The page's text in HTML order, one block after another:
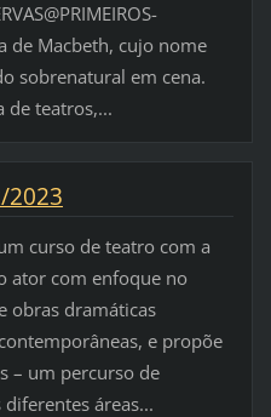
de Macbeth, cujo nome
sobrenatural em cena.
de teatros,...
2023
um curso de teatro com a
ator com enfoque no
obras dramáticas
e propõe
– um percurso de
áreas...